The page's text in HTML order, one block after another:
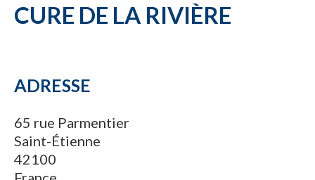
CURE DE LA RIVIÈRE
ADRESSE
65 rue Parmentier
Saint-Étienne
42100